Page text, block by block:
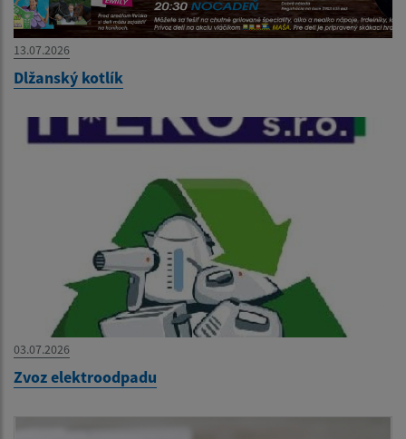
13.07.2026
Dlžanský kotlík
03.07.2026
Zvoz elektroodpadu